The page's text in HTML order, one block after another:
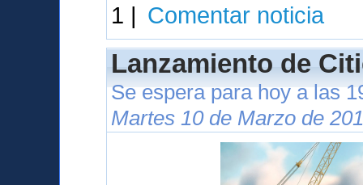
1 | Comentar noticia
Lanzamiento de
Se espera para hoy a las
Martes 10 de Marzo de